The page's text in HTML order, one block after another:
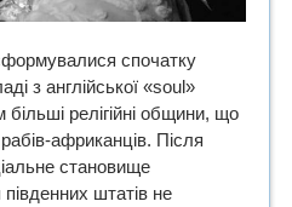
спочатку
з англійської «soul»
релігійні общини, що
африканців. Після
становище
штатів не